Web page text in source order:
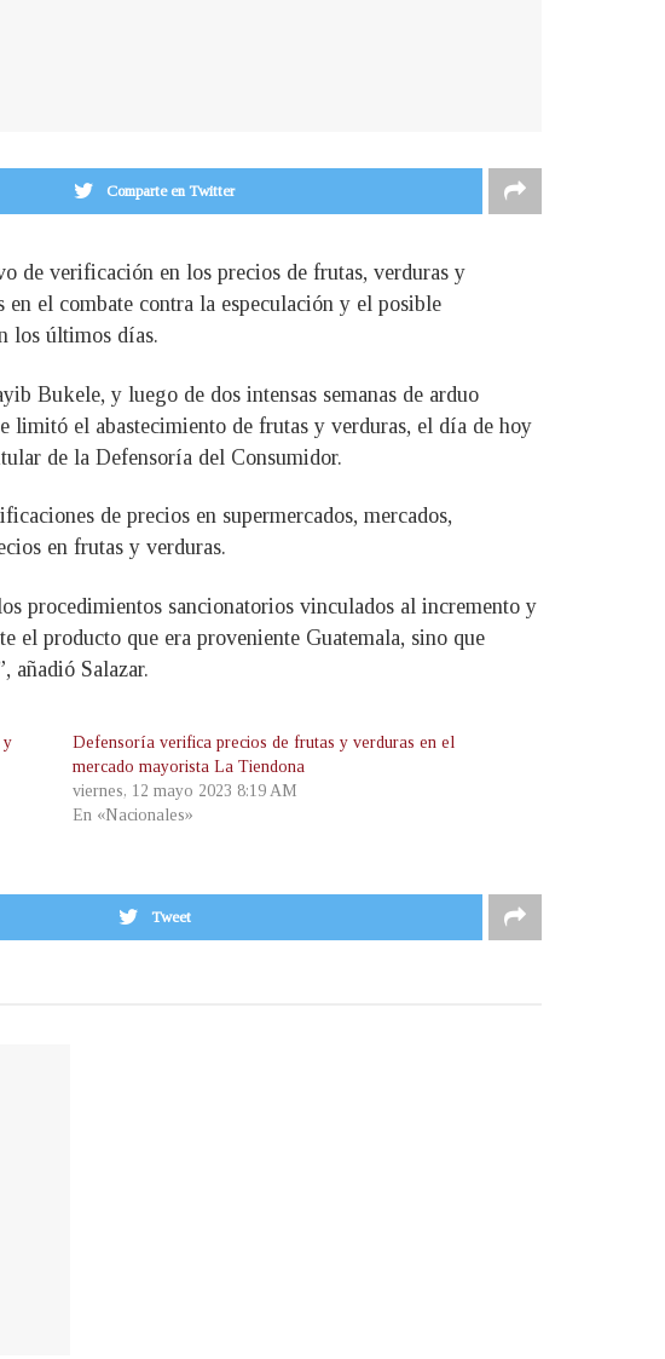
Comparte en Twitter
de verificación en los precios de frutas, verduras y
el combate contra la especulación y el posible
los últimos días.
Bukele, y luego de dos intensas semanas de arduo
limitó el abastecimiento de frutas y verduras, el día de hoy
de la Defensoría del Consumidor.
de precios en supermercados, mercados,
en frutas y verduras.
procedimientos sancionatorios vinculados al incremento y
el producto que era proveniente Guatemala, sino que
añadió Salazar.
y
Defensoría verifica precios de frutas y verduras en el
mercado mayorista La Tiendona
viernes, 12 mayo 2023 8:19 AM
En «Nacionales»
Tweet